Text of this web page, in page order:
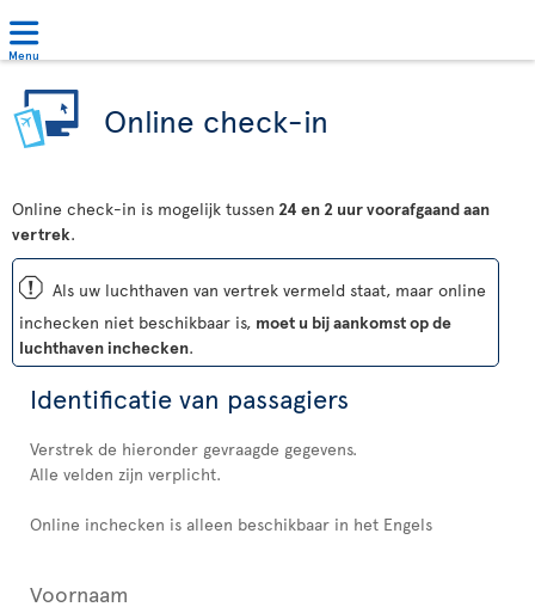
Menu
Online check-in
Online check-in is mogelijk tussen 24 en 2 uur voorafgaand aan
vertrek.
ü Als uw luchthaven van vertrek vermeld staat, maar online
inchecken niet beschikbaar is, moet u bij aankomst op de
luchthaven inchecken.
Identificatie van passagiers
Verstrek de hieronder gevraagde gegevens.
Alle velden zijn verplicht.
Online inchecken is alleen beschikbaar in het Engels
Voornaam